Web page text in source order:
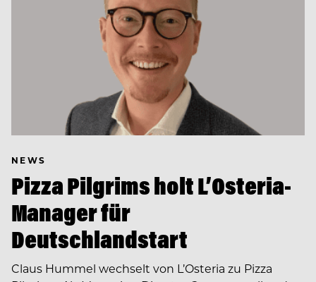
NEWS
Pizza Pilgrims holt L’Osteria-
Manager für
Deutschlandstart
Claus Hummel wechselt von L’Osteria zu Pizza